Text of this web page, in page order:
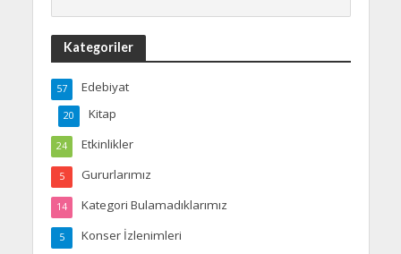
Kategoriler
Edebiyat
57
Kitap
20
Etkinlikler
24
Gururlarımız
5
Kategori Bulamadıklarımız
14
Konser İzlenimleri
5